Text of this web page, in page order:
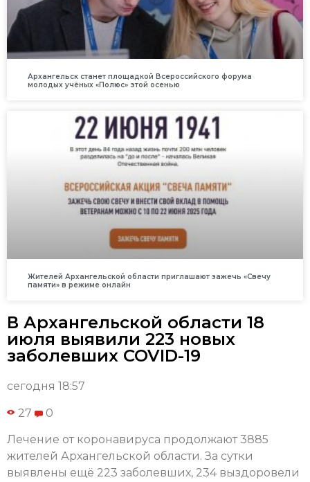
Архангельск станет площадкой Всероссийского форума
молодых учёных «Полюс» этой осенью
Жителей Архангельской области приглашают зажечь «Свечу
памяти» в режиме онлайн
В Архангельской области 18
июля выявили 223 новых
заболевших COVID-19
сегодня 18:57
27 0
Лечение от коронавируса продолжают 3885
жителей Архангельской области. За сутки
выявлены ещё 223 заболевших, 234 выздоровели